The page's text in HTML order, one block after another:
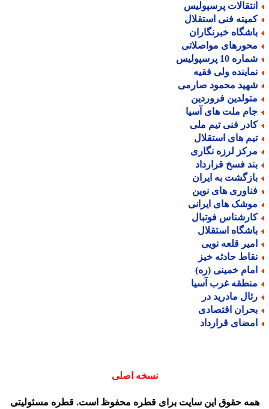
پرسپولیس
فنی استقلال
خبرنگاران
مواصلاتی
10 پرسپولیس
ولی فقیه
محمود صارمی
فروردین
ملت های آسیا
فنی تیم ملی
های استقلال
لرزه نگاری
فسخ قرارداد
به ایران
های نوین
های ایرانی
فوتبال
استقلال
قلعه نویی
حادثه خیز
خمینی (ره)
غرب آسیا
مادرید در
اقتصادی
قرارداد
نسخه اصلی
حقوق این سایت برای قطره محفوظ است. قطره مسئولیتی